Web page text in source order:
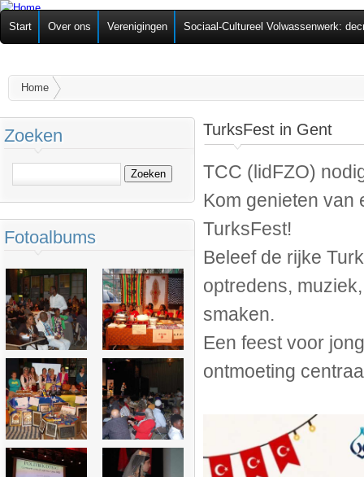
Federatie van
Zelforganisaties
Start Over ons Verenigingen Sociaal-Cultureel Volwassenwerk:
U bent hier
Home
TurksFest in Gent
TCC (lidFZO)
Kom genieten van
TurksFest!
Beleef de rijke
optredens,
smaken.
Een feest voor
ontmoeting
Zoeken
Fotoalbums